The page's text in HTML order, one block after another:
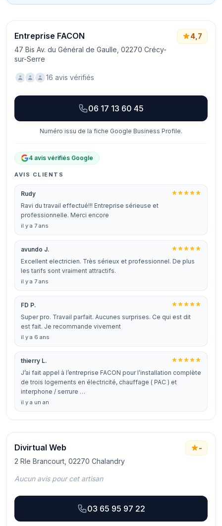
Entreprise FACON
47 Bis Av. du Général de Gaulle, 02270 Crécy-
sur-Serre
4,7
16 avis vérifiés
06 17 13 60 45
Numéro issu de la fiche Google Business Profile.
4 avis vérifiés Google
AVIS CLIENTS
Rudy
Ravi du travail effectué!!! Entreprise sérieuse et
professionnelle. Merci encore
il y a 7 ans
avundo J.
Excellent electricien. Très sérieux et professionnel. De plus
les tarifs sont vraiment attractifs.
il y a 7 ans
FD P.
Super pro. Travail parfait. Aucunes surprises. Ce qui est dit
est fait. Je recommande vivement
il y a 6 ans
thierry L.
J’ai fait appel à l’entreprise FACON pour l’installation complète
de trois logements en électricité, chauffage ( PAC ) et
interphone / serrure …
il y a un an
Divirtual Web
2 Rle Brancourt, 02270 Chalandry
-
Aucun avis pour cet artisan
03 65 95 97 22